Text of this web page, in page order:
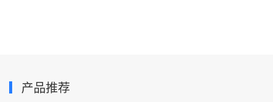
产品推荐